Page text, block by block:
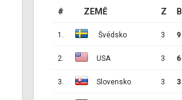
# ZEMĚ Z B
1. Švédsko 3 9
2. USA 3 6
3. Slovensko 3 3